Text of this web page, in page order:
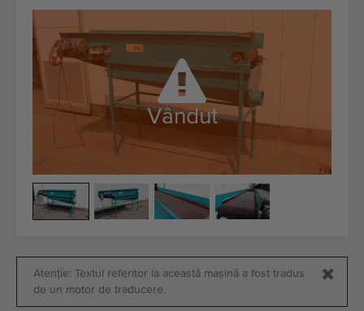
Contact
Echipamente de calitate
Din 1977
Vândut
Atenție: Textul referitor la această mașină a fost tradus
de un motor de traducere.